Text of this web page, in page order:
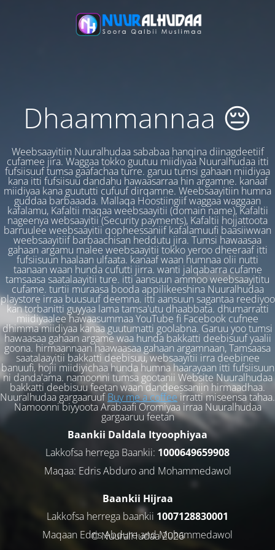
Dhaammannaa 😔
Weebsaayitiin Nuuralhudaa sababaa hanqina diinagdeetiif
cufamee jira. Waggaa tokko guutuu miidiyaa Nuuralhudaa itti
fufsiisuuf tumsa gaafachaa turre. garuu tumsi gahaan miidiyaa
kana itti fufsiisuu dandahu hawaasarraa hin argamne. kanaaf
miidiyaa kana guututti cufuuf dirqamne. Weebsaayitiin humna
guddaa barbaaada. Mallaqa Hoostiingiif waggaa waggaan
kafalamu, Kafaltii maqaa weebsaayitii (domain name), Kafaltii
nageenya websaayitii (Security payments), Kafaltii hojjattoota
barruulee weebsaayitii qopheessaniif kafalamuufi baasiiwwan
weebsaayitiif barbaachisan heddutu jira. Tumsi hawaasaa
gahaan argamu malee weebsaayitii tokko yeroo dheeraaf itti
fufsiisuun haalaan ulfaata. kanaaf waan humnaa olii nutti
taanaan waan hunda cufutti jirra. wanti jalqabarra cufame
tamsaasa saatalaayitii ture. itti aansuun ammoo weebsaayititu
cufame. turtii muraasa booda appilikeeshina Nuuralhudaa
playstore irraa buusuuf deemna. itti aansuun sagantaa reediyoo
kan torbanitti guyyaa lama tamsa'utu dhaabbata. dhumarratti
miidiyaalee hawaasummaa YouTube fi Facebook cufnee
dhimma miidiyaa kanaa guutumatti goolabna. Garuu yoo tumsi
hawaasaa gahaan argame waa hunda bakkatti deebisuuf yaalii
goona. hirmaannaan haawaasaa gahaan argamnaan, Tamsaasa
saatalaayitii bakkatti deebisuu, websaayitii irra deebinee
banuufi, hojii miidiyichaa hunda humna haarayaan itti fufsiisuun
ni danda'ama. namoonni tumsa gootanii Website Nuuralhudaa
bakkatti deebisuu feetan waan dandeessaniin hirmaadhaa.
Nuuralhudaa gargaaruufBuy me a coffeeirratti miseensa tahaa.
Namoonni biyyoota Arabaafi Oromiyaa irraa Nuuralhudaa
gargaaruu feetan
Baankii Daldala Ityoophiyaa
Lakkofsa herrega Baankii: 1000649659908
Maqaa: Edris Abduro and Mohammedawol
Baankii Hijraa
Lakkofsa herrega baankii 1007128830001
Maqaan Edris Abduro and Muhammedawol
© NuuralHudaa 2026